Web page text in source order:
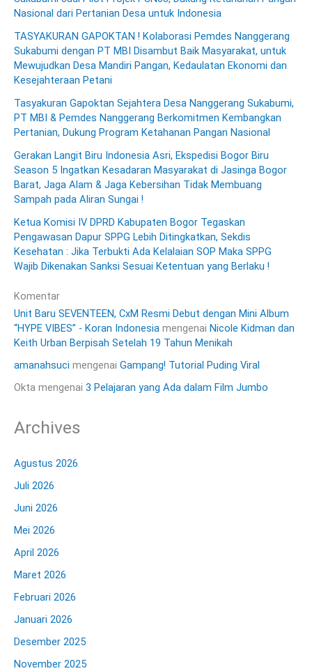
Nasional dari Pertanian Desa untuk Indonesia
TASYAKURAN GAPOKTAN ! Kolaborasi Pemdes Nanggerang
Sukabumi dengan PT MBI Disambut Baik Masyarakat, untuk
Mewujudkan Desa Mandiri Pangan, Kedaulatan Ekonomi dan
Kesejahteraan Petani
Tasyakuran Gapoktan Sejahtera Desa Nanggerang Sukabumi,
PT MBI & Pemdes Nanggerang Berkomitmen Kembangkan
Pertanian, Dukung Program Ketahanan Pangan Nasional
Gerakan Langit Biru Indonesia Asri, Ekspedisi Bogor Biru
Season 5 Ingatkan Kesadaran Masyarakat di Jasinga Bogor
Barat, Jaga Alam & Jaga Kebersihan Tidak Membuang
Sampah pada Aliran Sungai !
Ketua Komisi IV DPRD Kabupaten Bogor Tegaskan
Pengawasan Dapur SPPG Lebih Ditingkatkan, Sekdis
Kesehatan : Jika Terbukti Ada Kelalaian SOP Maka SPPG
Wajib Dikenakan Sanksi Sesuai Ketentuan yang Berlaku !
Komentar
Unit Baru SEVENTEEN, CxM Resmi Debut dengan Mini Album
“HYPE VIBES” - Koran Indonesia mengenai Nicole Kidman dan
Keith Urban Berpisah Setelah 19 Tahun Menikah
amanahsuci mengenai Gampang! Tutorial Puding Viral
Okta mengenai 3 Pelajaran yang Ada dalam Film Jumbo
Archives
Agustus 2026
Juli 2026
Juni 2026
Mei 2026
April 2026
Maret 2026
Februari 2026
Januari 2026
Desember 2025
November 2025